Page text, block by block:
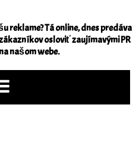
reklame? Tá online, dnes predáva
osloviť zaujímavými PR
našom webe.